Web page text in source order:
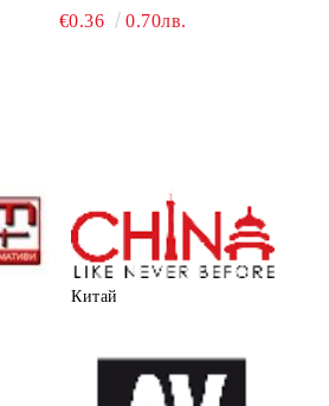
€0.36 0.70лв.
Китай